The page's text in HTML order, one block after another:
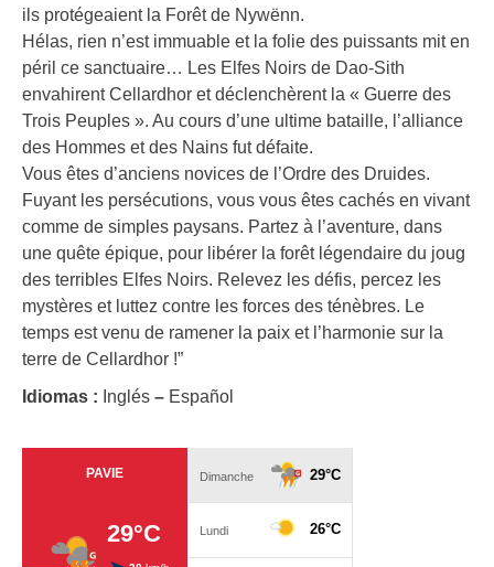
ils protégeaient la Forêt de Nywënn.
Hélas, rien n’est immuable et la folie des puissants mit en
péril ce sanctuaire… Les Elfes Noirs de Dao-Sith
envahirent Cellardhor et déclenchèrent la « Guerre des
Trois Peuples ». Au cours d’une ultime bataille, l’alliance
des Hommes et des Nains fut défaite.
Vous êtes d’anciens novices de l’Ordre des Druides.
Fuyant les persécutions, vous vous êtes cachés en vivant
comme de simples paysans. Partez à l’aventure, dans
une quête épique, pour libérer la forêt légendaire du joug
des terribles Elfes Noirs. Relevez les défis, percez les
mystères et luttez contre les forces des ténèbres. Le
temps est venu de ramener la paix et l’harmonie sur la
terre de Cellardhor !”
Idiomas : Inglés – Español